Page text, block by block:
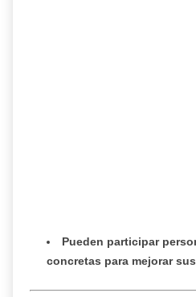
Pueden participar
concretas para mejorar